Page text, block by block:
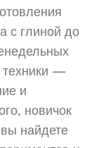
с глиной до
техники —
и
новичок
найдете